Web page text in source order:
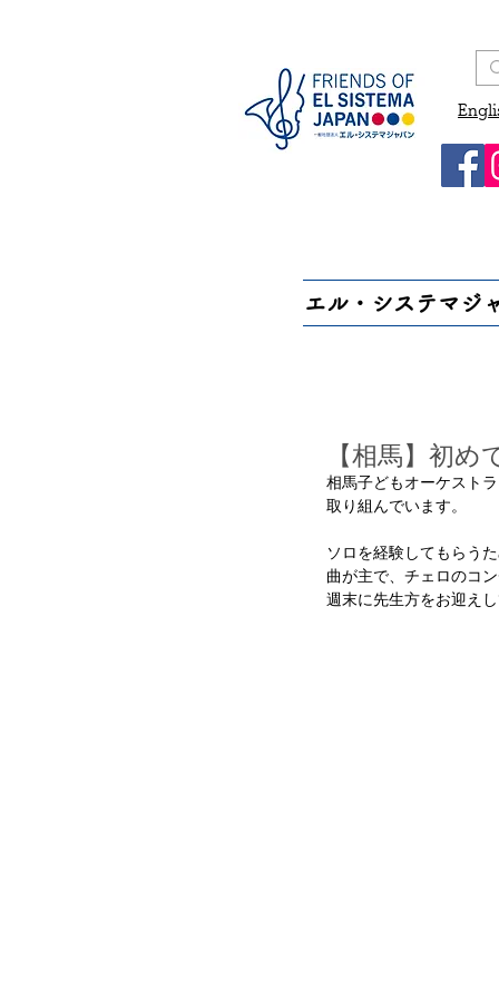
エル・システマジ
【相馬】初
相馬子どもオーケスト
取り組んでいます。
ソロを経験してもらう
曲が主で、チェロのコ
週末に先生方をお迎え